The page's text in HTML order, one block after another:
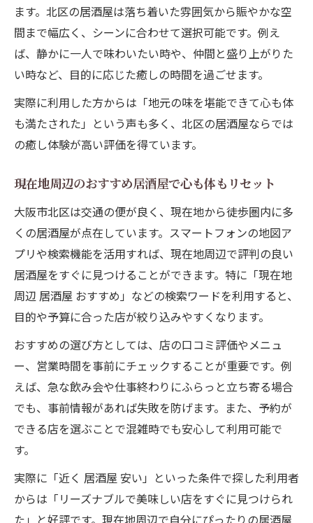
実現
完全個室や大人数対応の居酒屋を北区で探
す方法
北区居酒屋で友人や同僚と最高の時間を過
ごすコツ
おすすめ北区居酒屋で宴会幹事が喜ばれる
理由
梅田居酒屋で快適に過ごすためのポイント
解説
大阪市北区梅田の居酒屋で空間と料理を満
喫
居酒屋で叶える梅田エリアのリラックス夜
時間
梅田周辺の居酒屋でアクセス抜群の楽しみ
方
北区梅田居酒屋で快適なサービスを味わう
コツ
北区で新定番の居酒屋選びのコツを伝授
大阪市北区で新定番となる居酒屋選びの秘
居酒屋選びで押さえたい北区の最新トレン
ド
ます。北区の居酒屋は落ち着いた雰囲気から賑やかな空
間まで幅広く、シーンに合わせて選択可能です。例え
ば、静かに一人で味わいたい時や、仲間と盛り上がりた
い時など、目的に応じた癒しの時間を過ごせます。
実際に利用した方からは「地元の味を堪能できて心も体
も満たされた」という声も多く、北区の居酒屋ならでは
の癒し体験が高い評価を得ています。
現在地周辺のおすすめ居酒屋で心も体もリセット
大阪市北区は交通の便が良く、現在地から徒歩圏内に多
くの居酒屋が点在しています。スマートフォンの地図ア
プリや検索機能を活用すれば、現在地周辺で評判の良い
居酒屋をすぐに見つけることができます。特に「現在地
周辺 居酒屋 おすすめ」などの検索ワードを利用すると、
目的や予算に合った店が絞り込みやすくなります。
おすすめの選び方としては、店の口コミ評価やメニュ
ー、営業時間を事前にチェックすることが重要です。例
えば、急な飲み会や仕事終わりにふらっと立ち寄る場合
でも、事前情報があれば失敗を防げます。また、予約が
できる店を選ぶことで混雑時でも安心して利用可能で
す。
実際に「近く 居酒屋 安い」といった条件で探した利用者
からは「リーズナブルで美味しい店をすぐに見つけられ
た」と好評です。現在地周辺で自分にぴったりの居酒屋